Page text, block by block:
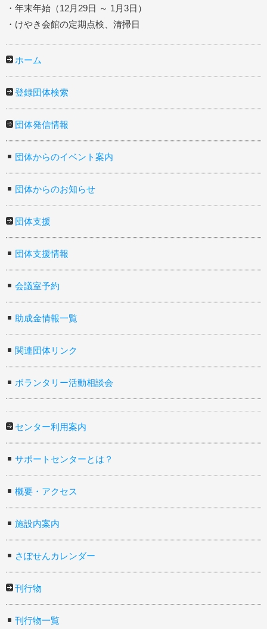
・年末年始（12月29日 ～ 1月3日）
・けやき会館の定期点検、清掃日
ホーム
登録団体検索
団体発信情報
団体からのイベント案内
団体からのお知らせ
団体支援
団体支援情報
会議室予約
助成金情報一覧
関連団体リンク
ボランタリー活動相談会
センター利用案内
サポートセンターとは？
概要・アクセス
施設内案内
さぽせんカレンダー
刊行物
刊行物一覧